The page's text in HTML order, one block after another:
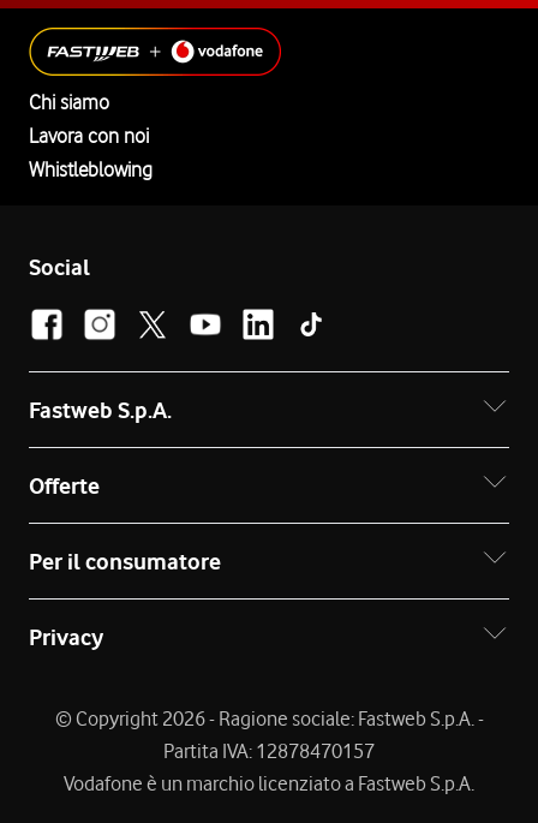
Chi siamo
Lavora con noi
Whistleblowing
Social
Fastweb S.p.A.
Offerte
Per il consumatore
Privacy
© Copyright 2026 - Ragione sociale: Fastweb S.p.A. -
Partita IVA: 12878470157
Vodafone è un marchio licenziato a Fastweb S.p.A.